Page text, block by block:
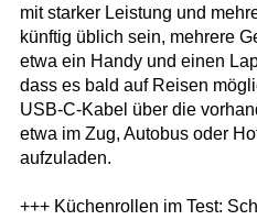
mit starker Leistung und
künftig üblich sein, mehrere
etwa ein Handy und einen
dass es bald auf Reisen
USB-C-Kabel über die
etwa im Zug, Autobus oder
aufzuladen.
+++ Küchenrollen im Test: